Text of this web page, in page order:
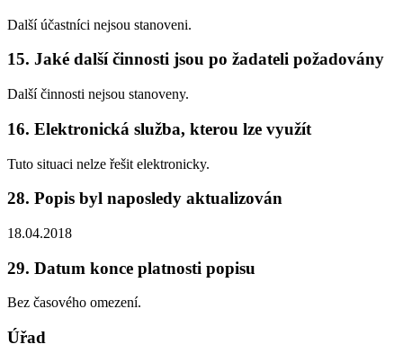
Další účastníci nejsou stanoveni.
15. Jaké další činnosti jsou po žadateli požadovány
Další činnosti nejsou stanoveny.
16. Elektronická služba, kterou lze využít
Tuto situaci nelze řešit elektronicky.
28. Popis byl naposledy aktualizován
18.04.2018
29. Datum konce platnosti popisu
Bez časového omezení.
Úřad